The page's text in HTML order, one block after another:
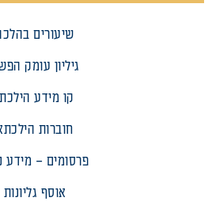
שיעורים
גיליון עומק
קו מידע
חוברות
פרסומים – מידע
אוסף גליונות